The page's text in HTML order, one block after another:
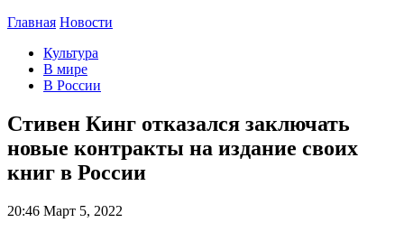
Главная Новости
Культура
В мире
В России
Стивен Кинг отказался заключать
новые контракты на издание своих
книг в России
20:46 Март 5, 2022